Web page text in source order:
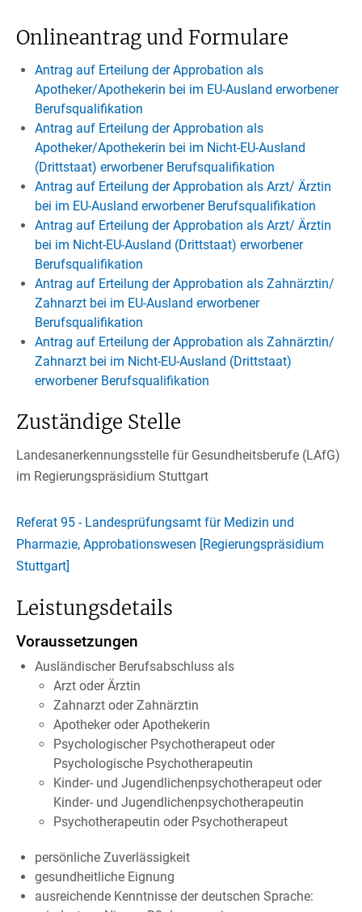
Onlineantrag und Formulare
Antrag auf Erteilung der Approbation als
Apotheker/Apothekerin bei im EU-Ausland erworbener
Berufsqualifikation
Antrag auf Erteilung der Approbation als
Apotheker/Apothekerin bei im Nicht-EU-Ausland
(Drittstaat) erworbener Berufsqualifikation
Antrag auf Erteilung der Approbation als Arzt/ Ärztin
bei im EU-Ausland erworbener Berufsqualifikation
Antrag auf Erteilung der Approbation als Arzt/ Ärztin
bei im Nicht-EU-Ausland (Drittstaat) erworbener
Berufsqualifikation
Antrag auf Erteilung der Approbation als Zahnärztin/
Zahnarzt bei im EU-Ausland erworbener
Berufsqualifikation
Antrag auf Erteilung der Approbation als Zahnärztin/
Zahnarzt bei im Nicht-EU-Ausland (Drittstaat)
erworbener Berufsqualifikation
Zuständige Stelle
Landesanerkennungsstelle für Gesundheitsberufe (LAfG)
im Regierungspräsidium Stuttgart
Referat 95 - Landesprüfungsamt für Medizin und
Pharmazie, Approbationswesen [Regierungspräsidium
Stuttgart]
Leistungsdetails
Voraussetzungen
Ausländischer Berufsabschluss als
Arzt oder Ärztin
Zahnarzt oder Zahnärztin
Apotheker oder Apothekerin
Psychologischer Psychotherapeut oder
Psychologische Psychotherapeutin
Kinder- und Jugendlichenpsychotherapeut oder
Kinder- und Jugendlichenpsychotherapeutin
Psychotherapeutin oder Psychotherapeut
persönliche Zuverlässigkeit
gesundheitliche Eignung
ausreichende Kenntnisse der deutschen Sprache: